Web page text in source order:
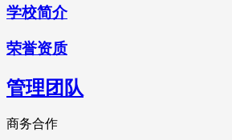
学校简介
荣誉资质
管理团队
商务合作